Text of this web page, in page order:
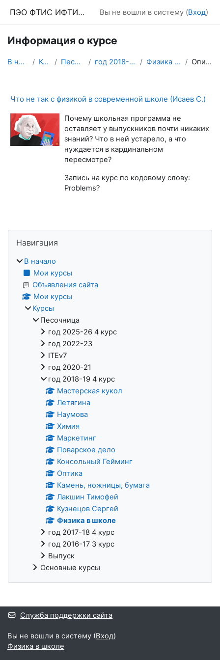
ПЭО ФТИС ИФТИС МПГУ Вы не вошли в систему (Вход)
Информация о курсе
В начало Курсы Песочница год 2018-19 4 курс Физика в школе Описание
Что не так с физикой в современной школе (Исаев С.)
Почему школьная программа не
оставляет у выпускников почти никаких
знаний? Что в ней устарело, а что
нуждается в кардинальном
пересмотре?
Запись на курс по кодовому слову:
Problems?
Блоки
Навигация
В начало
Мои курсы
Объявления сайта
Мои курсы
Курсы
Песочница
год 2025-26 4 курс
год 2022-23
ITEv7
год 2020-21
год 2018-19 4 курс
Мастерская кукол
Летягина
Наумова
Химия
Маркетинг
Поварское дело
Консольный Гейминг
Оптика
Камень, ножницы, бумага
Лакшин Тимофей
Кузнецов Сергей
Физика в школе
год 2017-18 4 курс
год 2016-17 3 курс
Выпуск
Основные курсы
Дополнительные блоки
Служба поддержки сайта
Вы не вошли в систему (Вход)
Физика в школе